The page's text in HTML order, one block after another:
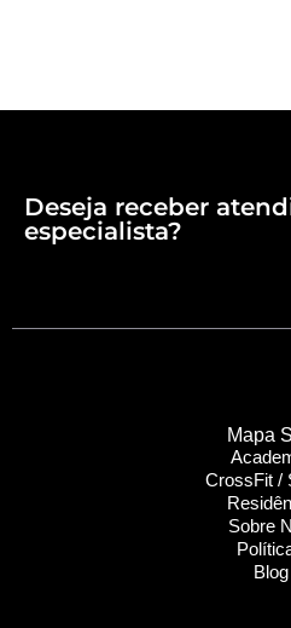
Deseja receber
especialista?
Mapa
CrossFit /
Sobre
Blog